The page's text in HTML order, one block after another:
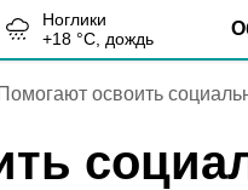
Ноглики
+18 °С, дождь
Помогают освоить